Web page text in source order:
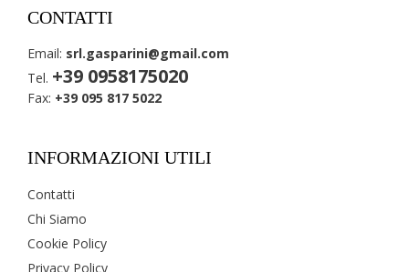
CONTATTI
Email: srl.gasparini@gmail.com
Tel. +39 0958175020
Fax: +39 095 817 5022
INFORMAZIONI UTILI
Contatti
Chi Siamo
Cookie Policy
Privacy Policy